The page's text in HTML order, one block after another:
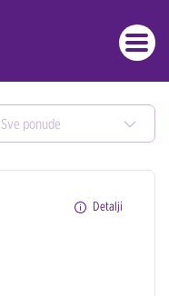
Sve ponude
Detalji